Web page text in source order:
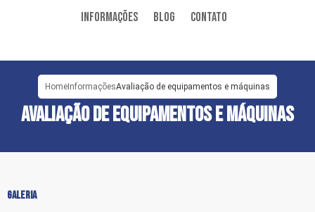
Informações
Blog Contato
AVALIAÇÃO DE EQUIPAMENTOS E MÁQUINAS
Home InformaçõesAvaliação de equipamentos e máquinas
GALERIA